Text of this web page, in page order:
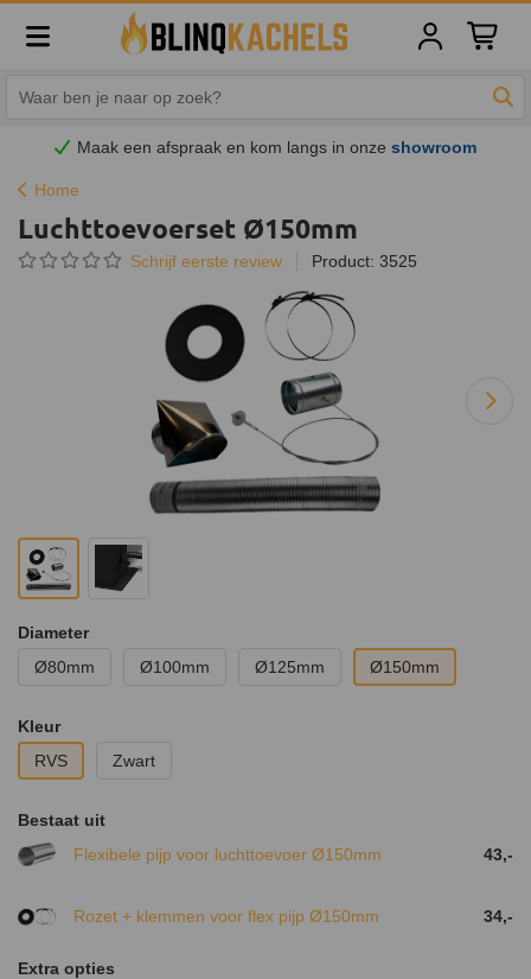
Maak een afspraak en kom langs in onzeshowroom
Home
Luchttoevoerset Ø150mm
Schrijf eerste review Product: 3525
Diameter
Ø80mm
Ø100mm Ø125mm Ø150mm
Kleur
RVS
Zwart
Bestaat uit
Flexibele pijp voor luchttoevoer Ø150mm
43,-
Rozet + klemmen voor flex pijp Ø150mm 34,-
Extra opties